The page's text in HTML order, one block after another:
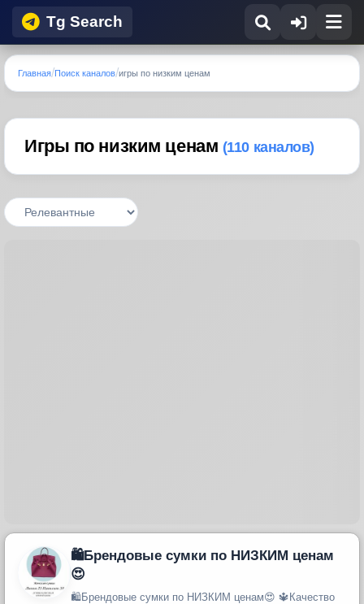
Tg Search
Главная Поиск каналов игры по низким ценам
Игры по низким ценам (110 каналов)
🛍Брендовые сумки по НИЗКИМ ценам
😍
🛍Брендовые сумки по НИЗКИМ ценам😍 🔱Качество